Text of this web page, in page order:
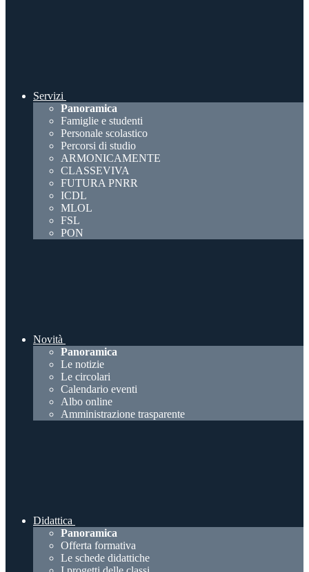
Servizi
Panoramica
Famiglie e studenti
Personale scolastico
Percorsi di studio
ARMONICAMENTE
CLASSEVIVA
FUTURA PNRR
ICDL
MLOL
FSL
PON
Novità
Panoramica
Le notizie
Le circolari
Calendario eventi
Albo online
Amministrazione trasparente
Didattica
Panoramica
Offerta formativa
Le schede didattiche